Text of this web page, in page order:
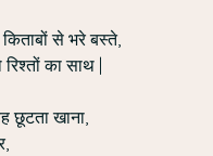
से भरे बस्ते,
का साथ |
छूटता खाना,